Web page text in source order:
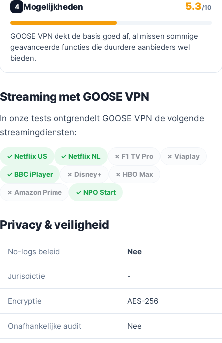
4 Mogelijkheden 5.3/10
GOOSE VPN dekt de basis goed af, al missen sommige
geavanceerde functies die duurdere aanbieders wel
bieden.
Streaming met GOOSE VPN
In onze tests ontgrendelt GOOSE VPN de volgende
streamingdiensten:
✓ Netflix US ✓ Netflix NL ✗ F1 TV Pro ✗ Viaplay
✓ BBC iPlayer ✗ Disney+ ✗ HBO Max
✗ Amazon Prime ✓ NPO Start
Privacy & veiligheid
No-logs beleid Nee
Jurisdictie -
Encryptie AES-256
Onafhankelijke audit Nee